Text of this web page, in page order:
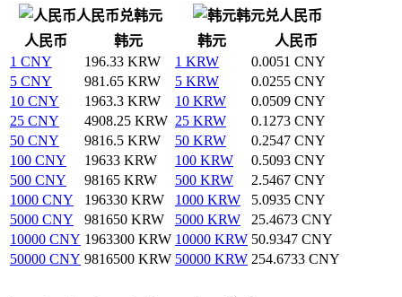
人民币兑韩元
韩元兑人民币
人民币
韩元 韩元
人民币
1 CNY
196.33 KRW 1 KRW
0.0051 CNY
5 CNY
981.65 KRW 5 KRW
0.0255 CNY
10 CNY
1963.3 KRW 10 KRW
0.0509 CNY
25 CNY
4908.25 KRW 25 KRW
0.1273 CNY
50 CNY
9816.5 KRW 50 KRW
0.2547 CNY
100 CNY
19633 KRW 100 KRW
0.5093 CNY
500 CNY
98165 KRW 500 KRW
2.5467 CNY
1000 CNY
196330 KRW 1000 KRW
5.0935 CNY
5000 CNY
981650 KRW 5000 KRW
25.4673 CNY
10000 CNY 1963300 KRW 10000 KRW 50.9347 CNY
50000 CNY 9816500 KRW 50000 KRW 254.6733 CNY